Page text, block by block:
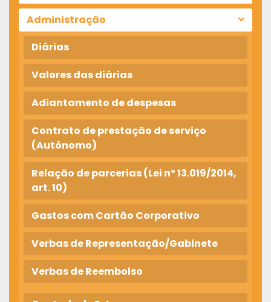
Administração
Diárias
Valores das diárias
Adiantamento de despesas
Contrato de prestação de serviço
(Autônomo)
Relação de parcerias (Lei nº 13.019/2014,
art. 10)
Gastos com Cartão Corporativo
Verbas de Representação/Gabinete
Verbas de Reembolso